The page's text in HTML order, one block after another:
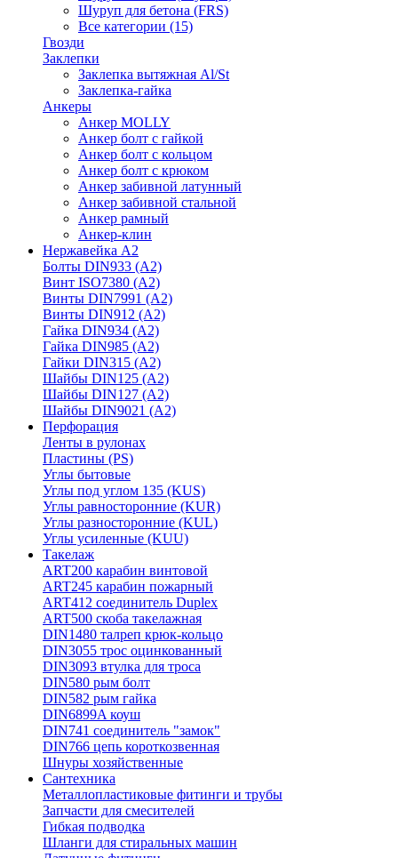
Шуруп для бетона (FRS)
Все категории (15)
Гвозди
Заклепки
Заклепка вытяжная Al/St
Заклепка-гайка
Анкеры
Анкер MOLLY
Анкер болт с гайкой
Анкер болт с кольцом
Анкер болт с крюком
Анкер забивной латунный
Анкер забивной стальной
Анкер рамный
Анкер-клин
Нержавейка А2
Болты DIN933 (A2)
Винт ISO7380 (A2)
Винты DIN7991 (A2)
Винты DIN912 (A2)
Гайка DIN934 (A2)
Гайка DIN985 (A2)
Гайки DIN315 (A2)
Шайбы DIN125 (A2)
Шайбы DIN127 (A2)
Шайбы DIN9021 (A2)
Перфорация
Ленты в рулонах
Пластины (PS)
Углы бытовые
Углы под углом 135 (KUS)
Углы равносторонние (KUR)
Углы разносторонние (KUL)
Углы усиленные (KUU)
Такелаж
ART200 карабин винтовой
ART245 карабин пожарный
ART412 соединитель Duplex
ART500 скоба такелажная
DIN1480 талреп крюк-кольцо
DIN3055 трос оцинкованный
DIN3093 втулка для троса
DIN580 рым болт
DIN582 рым гайка
DIN6899A коуш
DIN741 соединитель "замок"
DIN766 цепь короткозвенная
Шнуры хозяйственные
Сантехника
Металлопластиковые фитинги и трубы
Запчасти для смесителей
Гибкая подводка
Шланги для стиральных машин